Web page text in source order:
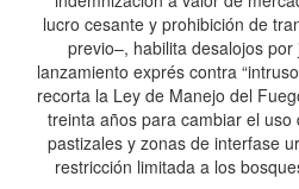
lucro cesante y prohibición de
previo–, habilita desalojos
lanzamiento exprés contra
recorta la Ley de Manejo del
treinta años para cambiar el
pastizales y zonas de interfase
restricción limitada a los